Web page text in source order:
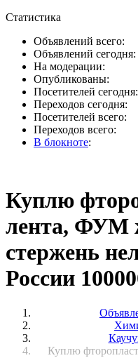
Статистика
Объявлений всего:
Объявлений сегодня:
На модерации:
Опубликованы:
Посетителей сегодня:
Переходов сегодня:
Посетителей всего:
Переходов всего:
В блокноте:
Куплю
лента, ФУМ
стержень
России
Куплю